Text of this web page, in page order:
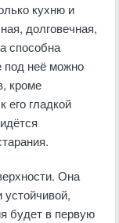
кухню и
долговечная,
способна
под неё можно
кроме
его гладкой
Она
будет в первую